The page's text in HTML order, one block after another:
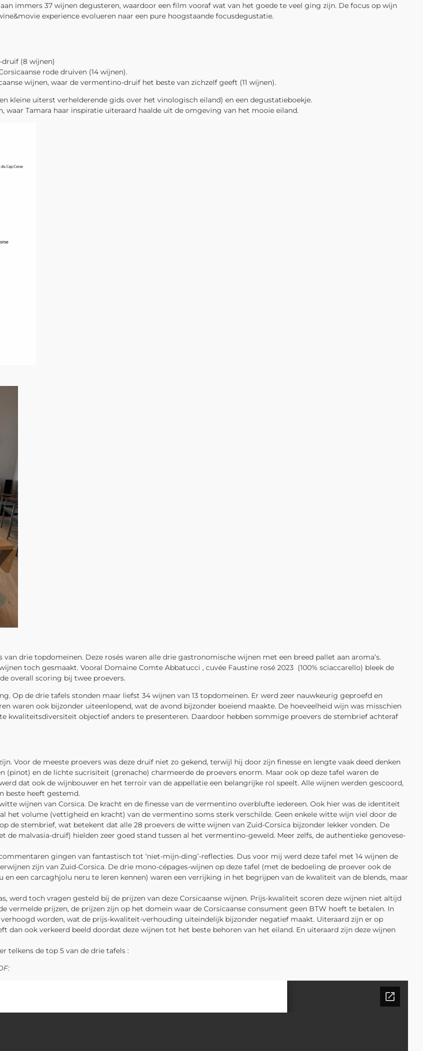
immers 37 wijnen degusteren, waardoor een film vooraf wat van het goede te veel ging zijn. De focus op wijn
experience evolueren naar een pure hoogstaande focusdegustatie.
druif (8 wijnen)
rode druiven (14 wijnen).
wijnen, waar de vermentino-druif het beste van zichzelf geeft (11 wijnen).
kleine uiterst verhelderende gids over het vinologisch eiland) en een degustatieboekje.
Tamara haar inspiratie uiteraard haalde uit de omgeving van het mooie eiland.
drie topdomeinen. Deze rosés waren alle drie gastronomische wijnen met een breed pallet aan aroma’s.
toch gesmaakt. Vooral Domaine Comte Abbatucci , cuvée Faustine rosé 2023 (100% sciaccarello) bleek de
overall scoring bij twee proevers.
Op de drie tafels stonden maar liefst 34 wijnen van 13 topdomeinen. Er werd zeer nauwkeurig geproefd en
waren ook bijzonder uiteenlopend, wat de avond bijzonder boeiend maakte. De hoeveelheid wijn was misschien
kwaliteitsdiversiteit objectief anders te presenteren. Daardoor hebben sommige proevers de stembrief achteraf
Voor de meeste proevers was deze druif niet zo gekend, terwijl hij door zijn finesse en lengte vaak deed denken
en de lichte sucrisiteit (grenache) charmeerde de proevers enorm. Maar ook op deze tafel waren de
dat ook de wijnbouwer en het terroir van de appellatie een belangrijke rol speelt. Alle wijnen werden gescoord,
beste heeft gestemd.
wijnen van Corsica. De kracht en de finesse van de vermentino overblufte iedereen. Ook hier was de identiteit
het volume (vettigheid en kracht) van de vermentino soms sterk verschilde. Geen enkele witte wijn viel door de
de stembrief, wat betekent dat alle 28 proevers de witte wijnen van Zuid-Corsica bijzonder lekker vonden. De
malvasia-druif) hielden zeer goed stand tussen al het vermentino-geweld. Meer zelfs, de authentieke genovese-
gingen van fantastisch tot ‘niet-mijn-ding’-reflecties. Dus voor mij werd deze tafel met 14 wijnen de
zijn van Zuid-Corsica. De drie mono-cépages-wijnen op deze tafel (met de bedoeling de proever ook de
een carcaghjolu neru te leren kennen) waren een verrijking in het begrijpen van de kwaliteit van de blends, maar
werd toch vragen gesteld bij de prijzen van deze Corsicaanse wijnen. Prijs-kwaliteit scoren deze wijnen niet altijd
vermelde prijzen, de prijzen zijn op het domein waar de Corsicaanse consument geen BTW hoeft te betalen. In
worden, wat de prijs-kwaliteit-verhouding uiteindelijk bijzonder negatief maakt. Uiteraard zijn er op
dan ook verkeerd beeld doordat deze wijnen tot het beste behoren van het eiland. En uiteraard zijn deze wijnen
telkens de top 5 van de drie tafels :